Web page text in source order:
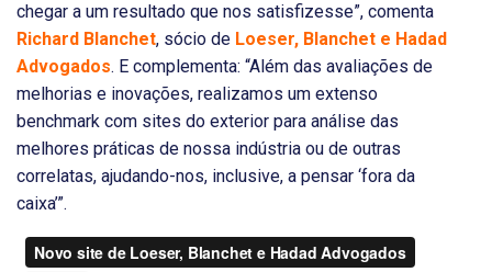
chegar a um resultado que nos satisfizesse”, comenta
Richard Blanchet, sócio de Loeser, Blanchet e Hadad
Advogados. E complementa: “Além das avaliações de
melhorias e inovações, realizamos um extenso
benchmark com sites do exterior para análise das
melhores práticas de nossa indústria ou de outras
correlatas, ajudando-nos, inclusive, a pensar ‘fora da
caixa’”.